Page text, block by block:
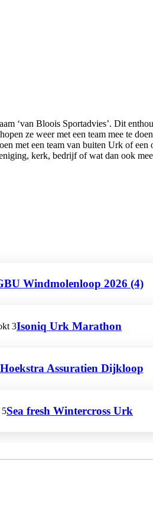
‘van Bloois Sportadvies’. Dit
ze weer met een team mee te
met een team van buiten Urk of een
kerk, bedrijf of wat dan ook
Windmolenloop 2026 (4)
3Isoniq Urk Marathon
Hoekstra Assuratien Dijkloop
5Sea fresh Wintercross Urk